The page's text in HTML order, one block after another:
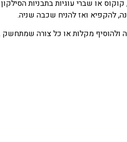
או שברי עוגיות בתבניות
להקפיא ואז להניח שכבה שניה.
ולהוסיף מקלות או כל צורה